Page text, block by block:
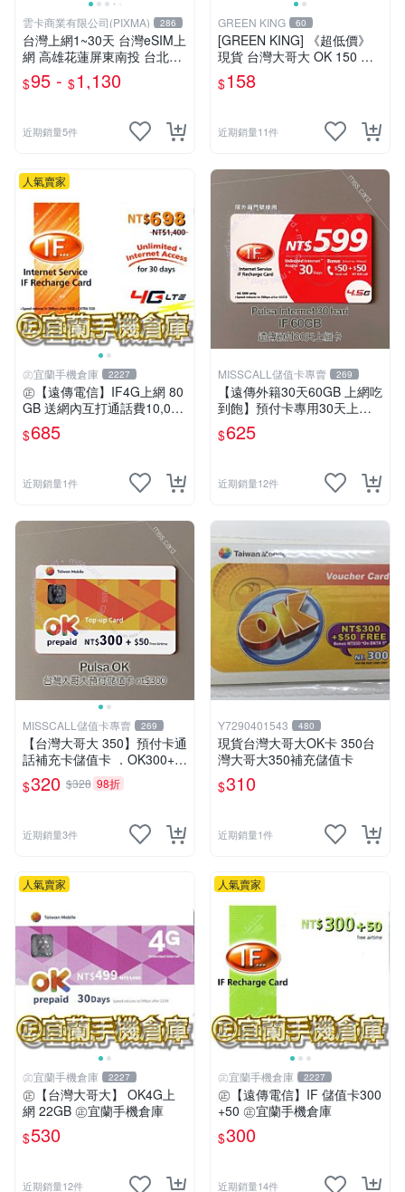
雲卡商業有限公司(PIXMA) 286
台灣上網1~30天 台灣eSIM上
網 高雄花蓮屏東南投 台北台
中新竹 合歡山烏來墾丁 露營
畢旅eSIM 台灣旅遊 台哥大
$95 - $1,130
近期銷量5件
GREEN KING 60
[GREEN KING] 《超低價》
現貨 台灣大哥大 OK 150 通
話費儲值卡 預付卡 電話卡 面
額150
$158
近期銷量11件
人氣賣家
㊣宜蘭手機倉庫 2227
㊣【遠傳電信】IF4G上網 80
GB 送網內互打通話費10,000
元㊣宜蘭手機倉庫
$685
近期銷量1件
MISSCALL儲值卡專賣 269
【遠傳外籍30天60GB 上網吃
到飽】預付卡專用30天上網
補充卡/儲值卡．Internet if
u．if599⚡MissCall儲值卡專
$625
近期銷量12件
MISSCALL儲值卡專賣 269
【台灣大哥大 350】預付卡通
話補充卡儲值卡 ．OK300+5
0．門號延展⚡MissCall儲值卡
專賣
$320 $328 98折
近期銷量3件
Y7290401543 480
現貨台灣大哥大OK卡 350台
灣大哥大350補充儲值卡
$310
近期銷量1件
人氣賣家
㊣宜蘭手機倉庫 2227
㊣【台灣大哥大】 OK4G上
網 22GB ㊣宜蘭手機倉庫
$530
近期銷量12件
人氣賣家
㊣宜蘭手機倉庫 2227
㊣【遠傳電信】IF 儲值卡300
+50 ㊣宜蘭手機倉庫
$300
近期銷量14件